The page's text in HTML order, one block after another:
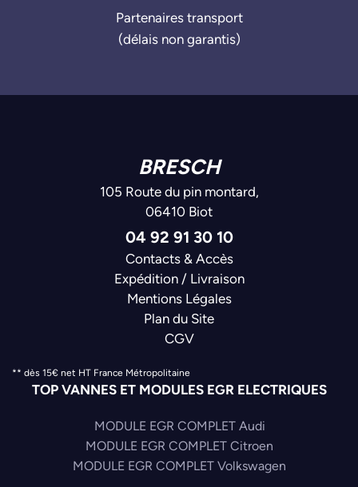
Partenaires transport
(délais non garantis)
BRESCH
105 Route du pin montard,
06410 Biot
04 92 91 30 10
Contacts & Accès
Expédition / Livraison
Mentions Légales
Plan du Site
CGV
** dès 15€ net HT France Métropolitaine
TOP VANNES ET MODULES EGR ELECTRIQUES
MODULE EGR COMPLET Audi
MODULE EGR COMPLET Citroen
MODULE EGR COMPLET Volkswagen